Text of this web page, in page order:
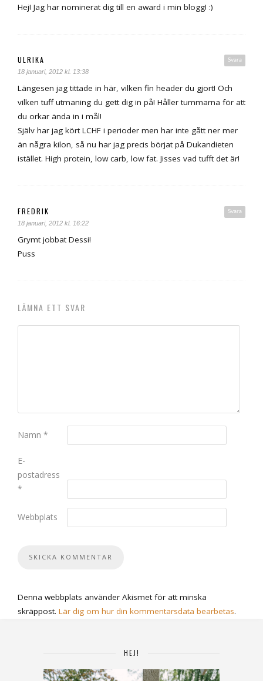
Hej! Jag har nominerat dig till en award i min blogg! :)
Svara
ULRIKA
18 januari, 2012 kl. 13:38
Längesen jag tittade in här, vilken fin header du gjort! Och
vilken tuff utmaning du gett dig in på! Håller tummarna för att
du orkar ända in i mål!
Själv har jag kört LCHF i perioder men har inte gått ner mer
än några kilon, så nu har jag precis börjat på Dukandieten
istället. High protein, low carb, low fat. Jisses vad tufft det är!
Svara
FREDRIK
18 januari, 2012 kl. 16:22
Grymt jobbat Dessi!
Puss
LÄMNA ETT SVAR
Namn *
E-
postadress
*
Webbplats
Denna webbplats använder Akismet för att minska
skräppost. Lär dig om hur din kommentarsdata bearbetas.
HEJ!